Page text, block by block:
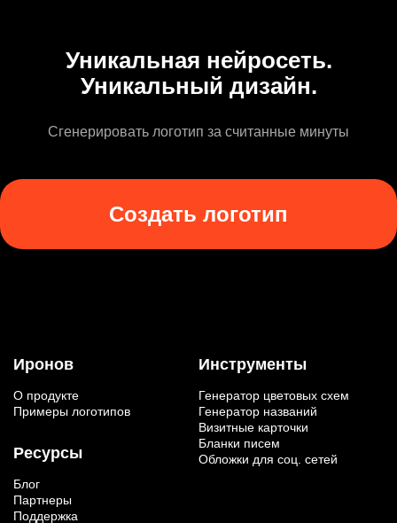
Уникальная нейросеть.
Уникальный дизайн.
Сгенерировать логотип за считанные минуты
Создать логотип
Иронов
О продукте
Примеры логотипов
Ресурсы
Блог
Партнеры
Поддержка
Инструменты
Генератор цветовых схем
Генератор названий
Визитные карточки
Бланки писем
Обложки для соц. сетей